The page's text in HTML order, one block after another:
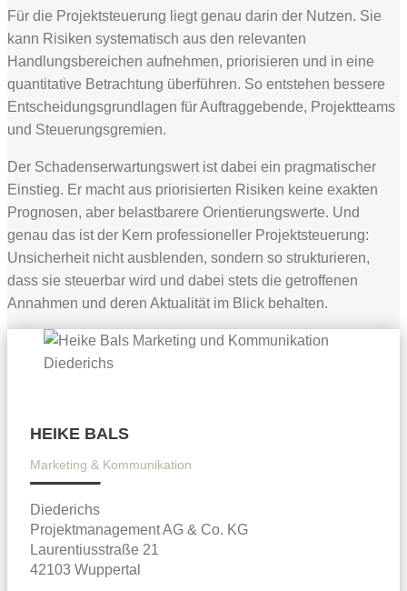
Für die Projektsteuerung liegt genau darin der Nutzen. Sie
kann Risiken systematisch aus den relevanten
Handlungsbereichen aufnehmen, priorisieren und in eine
quantitative Betrachtung überführen. So entstehen bessere
Entscheidungsgrundlagen für Auftraggebende, Projektteams
und Steuerungsgremien.
Der Schadenserwartungswert ist dabei ein pragmatischer
Einstieg. Er macht aus priorisierten Risiken keine exakten
Prognosen, aber belastbarere Orientierungswerte. Und
genau das ist der Kern professioneller Projektsteuerung:
Unsicherheit nicht ausblenden, sondern so strukturieren,
dass sie steuerbar wird und dabei stets die getroffenen
Annahmen und deren Aktualität im Blick behalten.
HEIKE BALS
Marketing & Kommunikation
Diederichs
Projektmanagement AG & Co. KG
Laurentiusstraße 21
42103 Wuppertal